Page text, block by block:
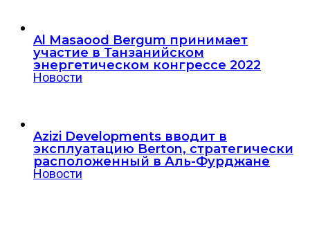
Al Masaood Bergum принимает
участие в Танзанийском
энергетическом конгрессе 2022
Новости
Azizi Developments вводит в
эксплуатацию Berton, стратегически
расположенный в Аль-Фурджане
Новости